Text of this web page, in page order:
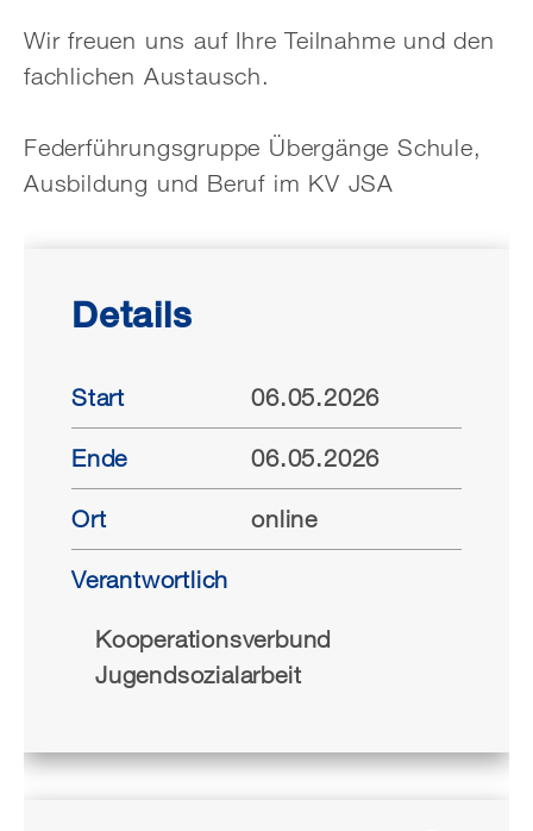
Wir freuen uns auf Ihre Teilnahme und den
fachlichen Austausch.
Federführungsgruppe Übergänge Schule,
Ausbildung und Beruf im KV JSA
Details
Start 06.05.2026
Ende 06.05.2026
Ort online
Verantwortlich
Kooperationsverbund
Jugendsozialarbeit